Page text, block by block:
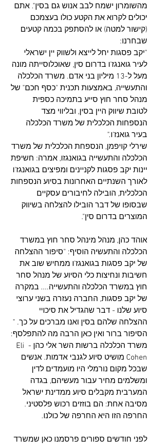
מהשומרון ישמח לבב אנוש גם בסין". אתם
יכולים לקרוא את הקטע כולו בעצמכם
(קישור למטה) או להסתפק בכמה קטעים
שבחרנו:
"יקב פסגות יחל לייצא ולשווק יין ישראלי
לעיר גואנגז'ו בדרום סין, שאוכלוסייתה מונה
מעל ל-13 מיליון בני אדם. משרד הכלכלה
והתעשייה, באמצעות תכנית "כסף חכם" של
מנהל סחר חוץ סייע בתמיכה כספית
לטובת שיווק היין בסין, ובליווי מצד
הנספחות הכלכלית של משרד הכלכלה
בעיר גואנז'ו."
שירלי קויפמן, הנספחת הכלכלית של משרד
הכלכלה והתעשייה בגואנגזו, אמרה: חשיפת
יינות יקב פסגות לקניינים ומפיצים בגואנגז'ו
לאורך השנתיים האחרונות בסיוע הנספחות
הכלכלית, הובילה לחיבורים עסקיים
שבסופו של דבר הובילו להצלחה בשיווק
המוצרים בדרום סין".
אוהד כהן, מנהל מינהל סחר חוץ במשרד
הכלכלה והתעשיה הוסיף: "סיפור ההצלחה
של יקב פסגות בגואנגז'ו ממחיש שוב את
חשיבות ונחיצות כלי הסיוע של מנהל סחר
חוץ במשרד הכלכלה והתעשייה.... במקרה
של יקב פסגות, החברה נעזרה בשני ערוצי
סיוע שלנו - דבר שהגדיל את סיכויי
ההצלחה שלהם בסין ואנו מברכים על כך. "
הסיפור ברור ואין כאן הרבה מה להתפלסף:
משרד הכלכלה ברשות השר אלי כהן - Eli
Cohen מושיט סיוע לגנבי אדמות. אנשים
שבכל מקום נורמלי היו מועמדים לדין
ומשלמים מחיר עבור מעשיהם, בגדה
המערבית מקבלים סיוע ממדינת ישראל
מסיבה אחת: הם בוזזים רכוש פלסטיני.
החרפה הזו היא החרפה של כולנו.
לפני חודשים ספורים פרסמנו כאן שמשרד